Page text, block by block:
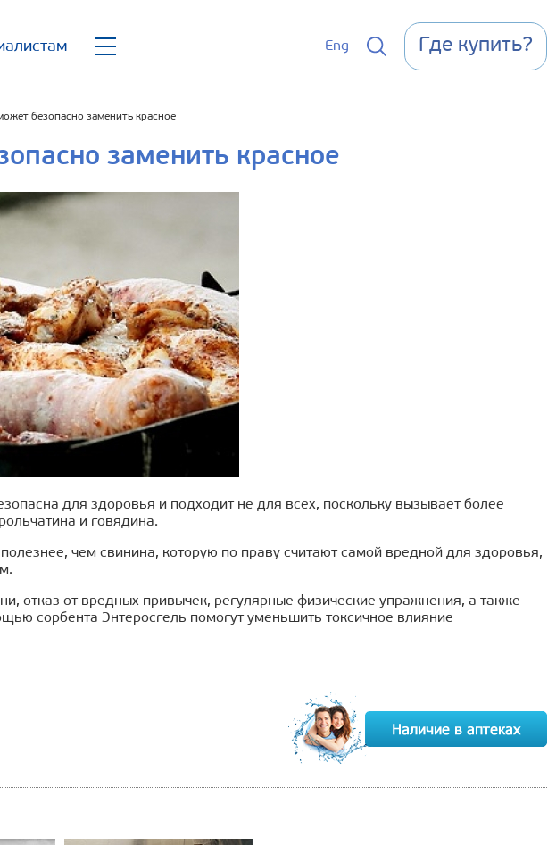
Eng Где купить?
безопасно заменить красное
заменить красное
для здоровья и подходит не для всех, поскольку вызывает более
и говядина.
чем свинина, которую по праву считают самой вредной для здоровья,
отказ от вредных привычек, регулярные физические упражнения, а также
сорбента Энтеросгель помогут уменьшить токсичное влияние